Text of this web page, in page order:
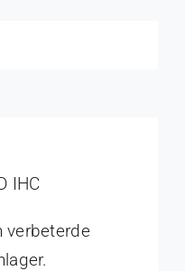
IHC
verbeterde